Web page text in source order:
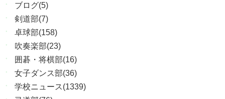
ブログ(5)
剣道部(7)
卓球部(158)
吹奏楽部(23)
囲碁・将棋部(16)
女子ダンス部(36)
学校ニュース(1339)